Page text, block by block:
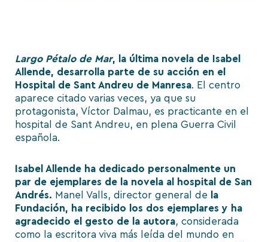
Largo Pétalo de Mar, la última novela de Isabel
Allende, desarrolla parte de su acción en el
Hospital de Sant Andreu de Manresa. El centro
aparece citado varias veces, ya que su
protagonista, Víctor Dalmau, es practicante en el
hospital de Sant Andreu, en plena Guerra Civil
española.
Isabel Allende ha dedicado personalmente un
par de ejemplares de la novela al hospital de San
Andrés. Manel Valls, director general de
la
Fundación, ha recibido los dos ejemplares y ha
agradecido el gesto de la autora, considerada
como la escritora viva más leída del mundo en